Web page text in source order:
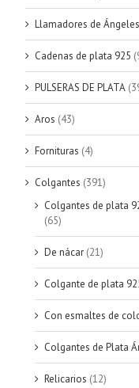
Llamadores de Ángeles
Cadenas de plata 925
PULSERAS DE PLATA
Aros (43)
Fornituras (4)
Colgantes (391)
Colgantes de plata
(65)
De nácar (21)
Colgante de plata
Con esmaltes de
Colgantes de Plata
Relicarios (12)